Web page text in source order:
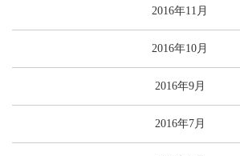
2016年11月
2016年10月
2016年9月
2016年7月